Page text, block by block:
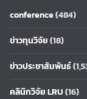
conference(484)
ข่าวทุนวิจัย(18)
ข่าวประชาสัมพันธ์
คลินิกวิจัย LRU(16)